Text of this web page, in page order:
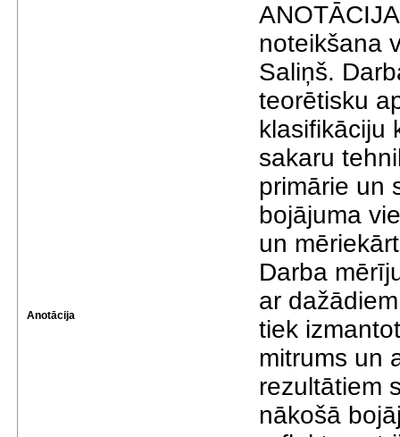
Anotācija
noteikšana
Saliņš.
teorētisku
klasifikāciju
sakaru
primārie un
bojājuma
un
Darba
ar
tiek
mitrums un
rezultātiem
nākošā